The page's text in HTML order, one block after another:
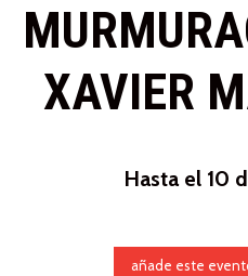
XAVIER
Hasta el 10
añade este